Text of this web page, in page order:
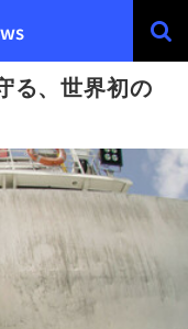
る、世界初の